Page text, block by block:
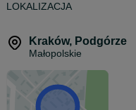
LOKALIZACJA
Kraków, Podgórze
Małopolskie